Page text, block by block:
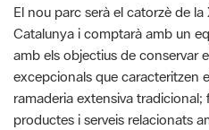
excepcionals que caracteritzen
ramaderia extensiva tradicional;
productes i serveis relacionats
turisme i les activitats de
lasobrefreqüentació (curses,
lligams a l'altra banda de la